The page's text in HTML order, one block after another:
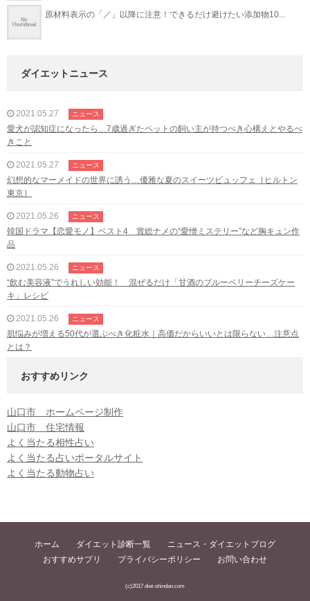
原材料表示の「／」以降に注意！できるだけ避けたい添加物10...
ダイエットニュース
2021.05.27 ニュース
愛犬が認知症になったら…7歳過ぎたペットの飼い主が持つべき心構えとやるべ
きこと
2021.05.27 ニュース
幻想的なマーメイドの世界に誘う…優雅な夏のスイーツビュッフェ［ヒルトン
東京］
2021.05.26 ニュース
韓国ドラマ【恋愛モノ】ベスト4 賞総ナメの“愛憎ミステリー”など胸キュン作
品
2021.05.26 ニュース
“飲む美容液”でうれしい効能！ 混ぜるだけ「甘酒のブルーベリーチーズケー
キ」レシピ
2021.05.26 ニュース
肌悩みが増える50代が選ぶべき化粧水｜高価だからいいとは限らない…注意点
とは？
おすすめリンク
山口市 ホームページ制作
山口市 住宅情報
よく当たる相性占い
よく当たる占いポータルサイト
よく当たる動物占い
ホーム ダイエット診断一覧
ニュース・ダイエットブログ
おすすめサプリ
プライバシーポリシー お問い合わせ
(c)2017 diet-shindan.com